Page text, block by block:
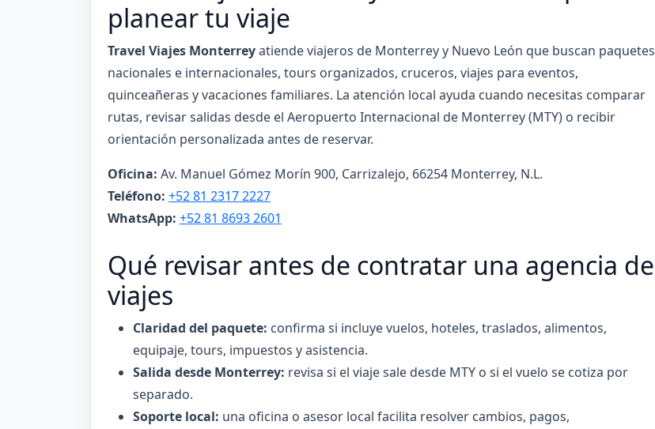
planear tu viaje
Travel Viajes Monterreyatiende viajeros de Monterrey y Nuevo León que buscan paquetes
nacionales e internacionales, tours organizados, cruceros, viajes para eventos,
quinceañeras y vacaciones familiares. La atención local ayuda cuando necesitas comparar
rutas, revisar salidas desde el Aeropuerto Internacional de Monterrey (MTY) o recibir
orientación personalizada antes de reservar.
Oficina: Av. Manuel Gómez Morín 900, Carrizalejo, 66254 Monterrey, N.L.
Teléfono: +52 81 2317 2227
WhatsApp: +52 81 8693 2601
Qué revisar antes de contratar una agencia de
viajes
Claridad del paquete: confirma si incluye vuelos, hoteles, traslados, alimentos,
equipaje, tours, impuestos y asistencia.
Salida desde Monterrey: revisa si el viaje sale desde MTY o si el vuelo se cotiza por
separado.
Soporte local: una oficina o asesor local facilita resolver cambios, pagos,